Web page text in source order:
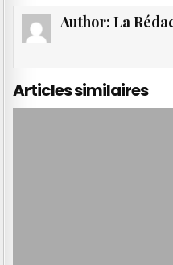
Author: La
Articles similaires